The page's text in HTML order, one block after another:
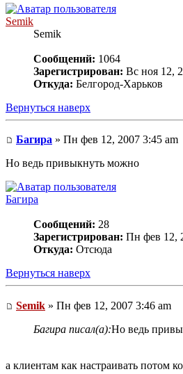
Semik
Semik
Сообщений: 1064
Зарегистрирован: Вс ноя 12,
Откуда: Белгород-Харьков
Вернуться наверх
Багира » Пн фев 12, 2007 3:45 am
Но ведь привыкнуть можно
Багира
Сообщений: 28
Зарегистрирован: Пн фев 12,
Откуда: Отсюда
Вернуться наверх
Semik » Пн фев 12, 2007 3:46 am
Багира писал(а):Но ведь
а клиентам как настраивать потом